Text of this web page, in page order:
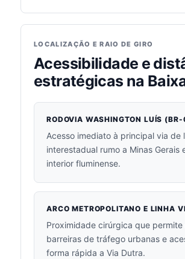
LOCALIZAÇÃO E RAIO DE GIRO
Acessibilidade e
estratégicas na
RODOVIA WASHINGTON LUÍS
Acesso imediato à principal via de
interestadual rumo a Minas Gerais
interior fluminense.
ARCO METROPOLITANO E LINHA
Proximidade cirúrgica que
barreiras de tráfego urbanas e
forma rápida a Via Dutra.